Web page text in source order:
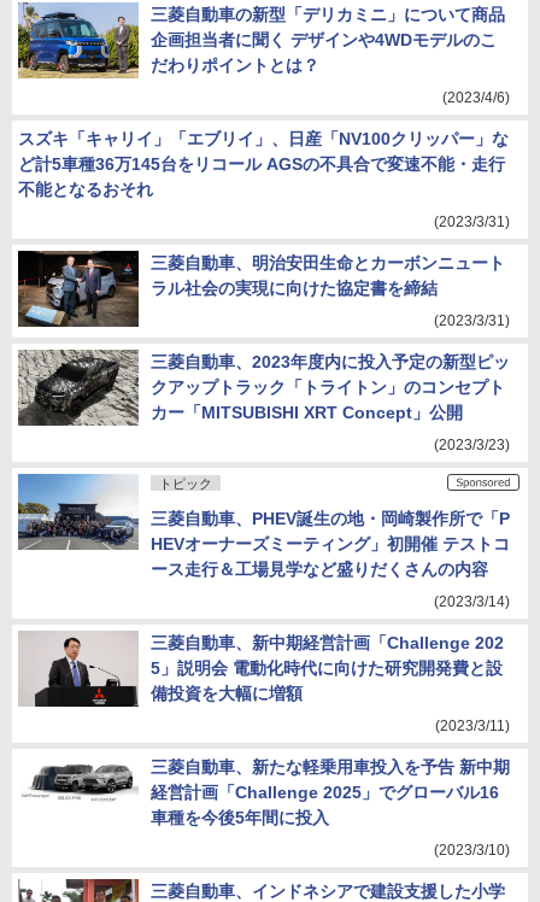
三菱自動車の新型「デリカミニ」について商品
企画担当者に聞く デザインや4WDモデルのこ
だわりポイントとは？
(2023/4/6)
スズキ「キャリイ」「エブリイ」、日産「NV100クリッパー」な
ど計5車種36万145台をリコール AGSの不具合で変速不能・走行
不能となるおそれ
(2023/3/31)
三菱自動車、明治安田生命とカーボンニュート
ラル社会の実現に向けた協定書を締結
(2023/3/31)
三菱自動車、2023年度内に投入予定の新型ピッ
クアップトラック「トライトン」のコンセプト
カー「MITSUBISHI XRT Concept」公開
(2023/3/23)
トピック
三菱自動車、PHEV誕生の地・岡崎製作所で「P
HEVオーナーズミーティング」初開催 テストコ
ース走行＆工場見学など盛りだくさんの内容
(2023/3/14)
三菱自動車、新中期経営計画「Challenge 202
5」説明会 電動化時代に向けた研究開発費と設
備投資を大幅に増額
(2023/3/11)
三菱自動車、新たな軽乗用車投入を予告 新中期
経営計画「Challenge 2025」でグローバル16
車種を今後5年間に投入
(2023/3/10)
三菱自動車、インドネシアで建設支援した小学